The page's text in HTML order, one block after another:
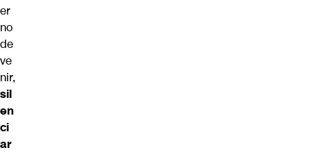
er
no
de
ve
nir,
sil
en
ci
ar